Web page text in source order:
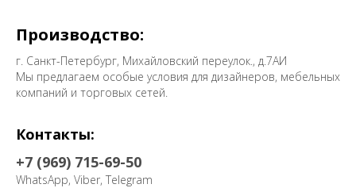
Производство:
г. Санкт-Петербург, Михайловский переулок., д.7АИ
Мы предлагаем особые условия для дизайнеров, мебельных
компаний и торговых сетей.
Контакты:
+7 (969) 715-69-50
WhatsApp, Viber, Telegram